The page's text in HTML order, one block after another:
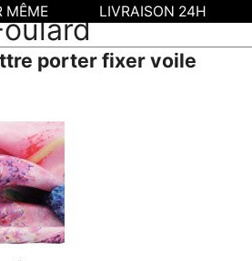
porter fixer voile
MÊME LIVRAISON 24H